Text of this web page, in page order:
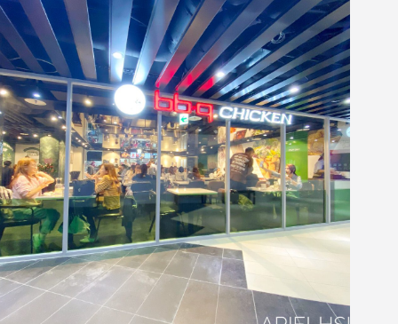
雞
bb.q
CHICKEN
全
省
店
家
資
訊
(內
用、
外
帶、
外
送)
韓
劇